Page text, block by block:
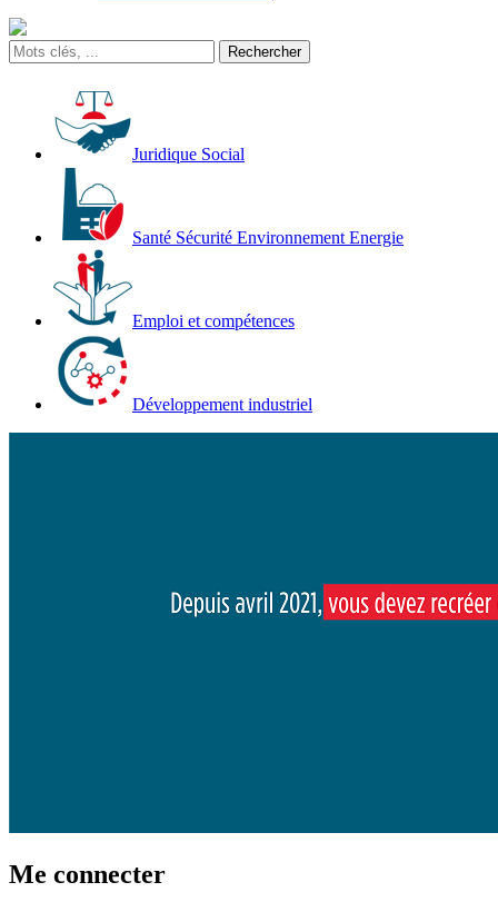
Juridique Social
Santé Sécurité Environnement Energie
Emploi et compétences
Développement industriel
Me connecter